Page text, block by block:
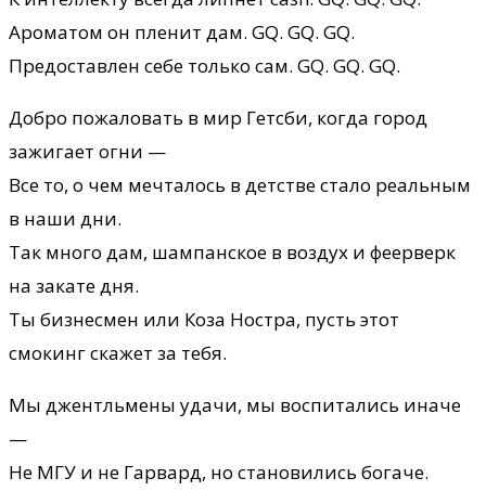
Ароматом он пленит дам. GQ. GQ. GQ.
Предоставлен себе только сам. GQ. GQ. GQ.
Добро пожаловать в мир Гетсби, когда город
зажигает огни —
Все то, о чем мечталось в детстве стало реальным
в наши дни.
Так много дам, шампанское в воздух и феерверк
на закате дня.
Ты бизнесмен или Коза Ностра, пусть этот
смокинг скажет за тебя.
Мы джентльмены удачи, мы воспитались иначе
—
Не МГУ и не Гарвард, но становились богаче.